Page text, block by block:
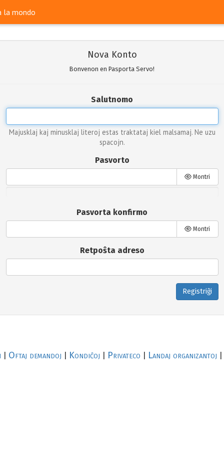
la mondo
Nova Konto
Bonvenon en Pasporta Servo!
Salutnomo
Majusklaj kaj minusklaj literoj estas traktataj kiel malsamaj. Ne uzu
spacojn.
Pasvorto
Montri
Pasvorta konfirmo
Montri
Retpoŝta adreso
Registriĝi
Oftaj demandoj Kondiĉoj Privateco Landaj organizantoj